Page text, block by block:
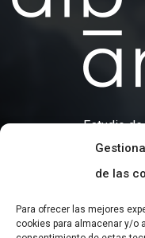
de las
Para ofrecer las mejores
cookies para almacenar y/o
Estudio de